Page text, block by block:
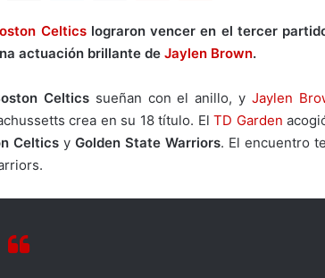
Celticslograron vencer en el tercer
actuación brillante de Jaylen Brown.
Celticssueñan con el anillo, yJaylen
crea en su 18 título. ElTD Garden
Celtics y Golden State Warriors. El encuentro